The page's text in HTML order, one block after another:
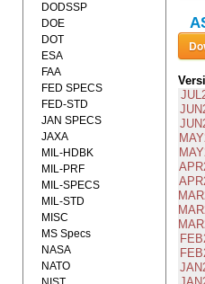
DODSSP
DOE
DOT
ESA
FAA
FED SPECS
FED-STD
JAN SPECS
JAXA
MIL-HDBK
MIL-PRF
MIL-SPECS
MIL-STD
MISC
MS Specs
NASA
NATO